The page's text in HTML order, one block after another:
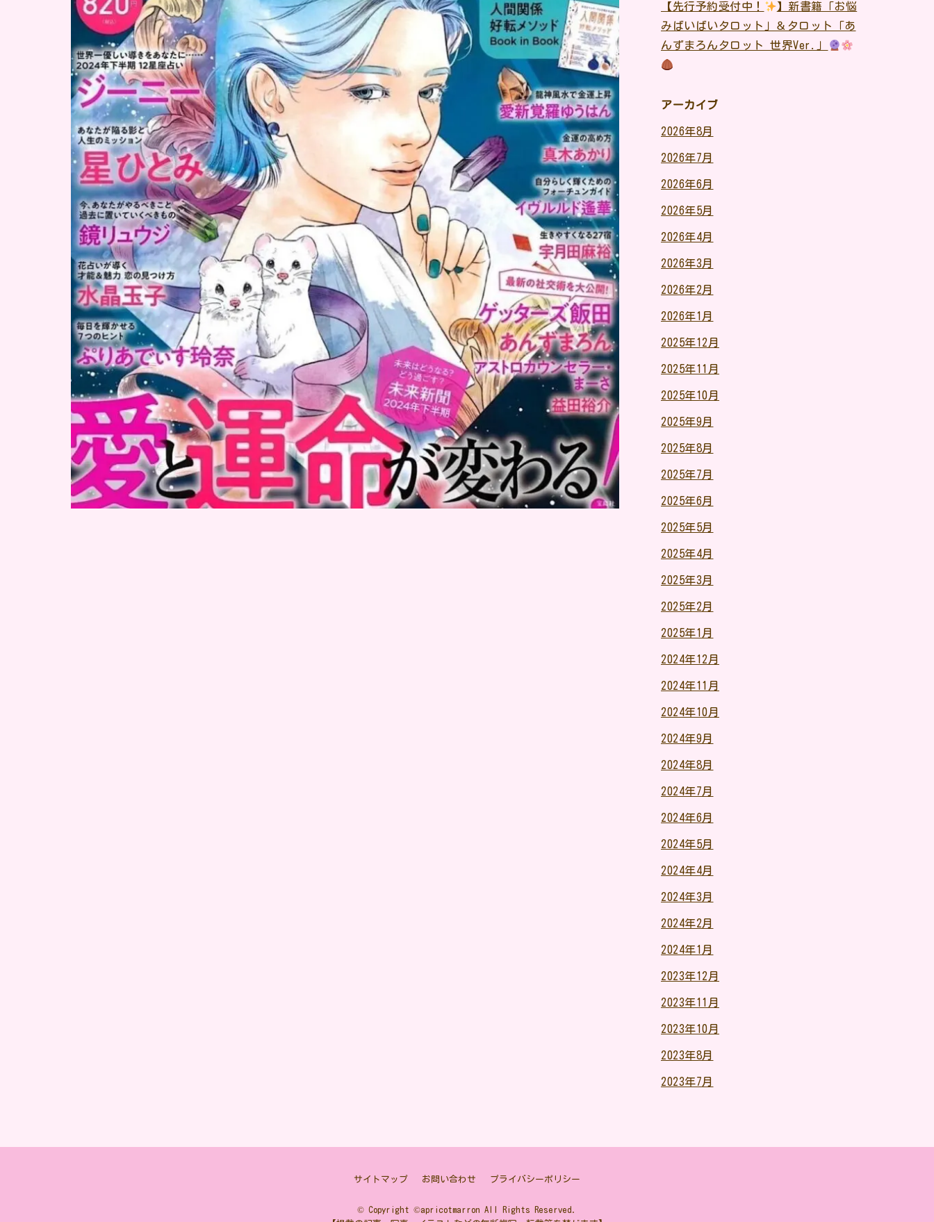
【先行予約受付中！
】新書籍「お悩
みばいばいタロット」＆タロット「あ
んずまろんタロット 世界Ver.」
アーカイブ
2026年8月
2026年7月
2026年6月
2026年5月
2026年4月
2026年3月
2026年2月
2026年1月
2025年12月
2025年11月
2025年10月
2025年9月
2025年8月
2025年7月
2025年6月
2025年5月
2025年4月
2025年3月
2025年2月
2025年1月
2024年12月
2024年11月
2024年10月
2024年9月
2024年8月
2024年7月
2024年6月
2024年5月
2024年4月
2024年3月
2024年2月
2024年1月
2023年12月
2023年11月
2023年10月
2023年8月
2023年7月
サイトマップ お問い合わせ プライバシーポリシー
© Copyright ©apricotmarron All Rights Reserved.